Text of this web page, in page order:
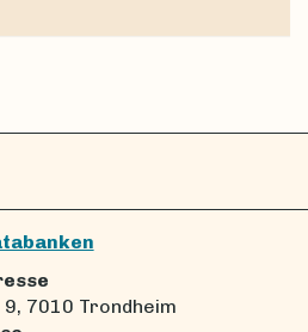
7010 Trondheim